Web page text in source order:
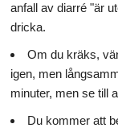
anfall av diarré "är
dricka.
Om du kräks,
igen, men
minuter, men se till
Du kommer att